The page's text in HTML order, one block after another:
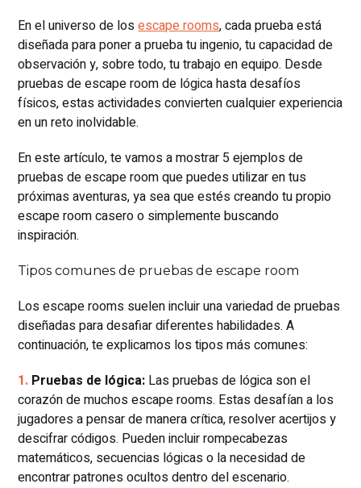
En el universo de losescape rooms, cada prueba está
diseñada para poner a prueba tu ingenio, tu capacidad de
observación y, sobre todo, tu trabajo en equipo. Desde
pruebas de escape room de lógica hasta desafíos
físicos, estas actividades convierten cualquier experiencia
en un reto inolvidable.
En este artículo, te vamos a mostrar 5 ejemplos de
pruebas de escape room que puedes utilizar en tus
próximas aventuras, ya sea que estés creando tu propio
escape room casero o simplemente buscando
inspiración.
Tipos comunes de pruebas de escape room
Los escape rooms suelen incluir una variedad de pruebas
diseñadas para desafiar diferentes habilidades. A
continuación, te explicamos los tipos más comunes:
Pruebas de lógica: Las pruebas de lógica son el
corazón de muchos escape rooms. Estas desafían a los
jugadores a pensar de manera crítica, resolver acertijos y
descifrar códigos. Pueden incluir rompecabezas
matemáticos, secuencias lógicas o la necesidad de
encontrar patrones ocultos dentro del escenario.